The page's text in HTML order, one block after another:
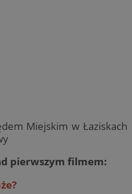
Miejskim w Łaziskach
pierwszym filmem: